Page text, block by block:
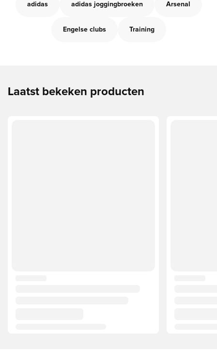
adidas adidas joggingbroeken Arsenal
Engelse clubs Training
Laatst bekeken producten